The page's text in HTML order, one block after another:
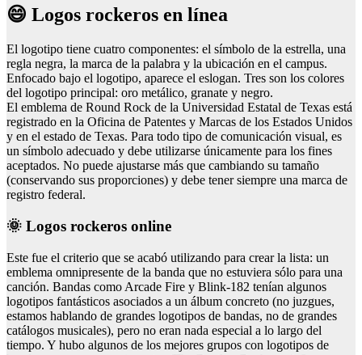
😄 Logos rockeros en línea
El logotipo tiene cuatro componentes: el símbolo de la estrella, una
regla negra, la marca de la palabra y la ubicación en el campus.
Enfocado bajo el logotipo, aparece el eslogan. Tres son los colores
del logotipo principal: oro metálico, granate y negro.
El emblema de Round Rock de la Universidad Estatal de Texas está
registrado en la Oficina de Patentes y Marcas de los Estados Unidos
y en el estado de Texas. Para todo tipo de comunicación visual, es
un símbolo adecuado y debe utilizarse únicamente para los fines
aceptados. No puede ajustarse más que cambiando su tamaño
(conservando sus proporciones) y debe tener siempre una marca de
registro federal.
🌞 Logos rockeros online
Este fue el criterio que se acabó utilizando para crear la lista: un
emblema omnipresente de la banda que no estuviera sólo para una
canción. Bandas como Arcade Fire y Blink-182 tenían algunos
logotipos fantásticos asociados a un álbum concreto (no juzgues,
estamos hablando de grandes logotipos de bandas, no de grandes
catálogos musicales), pero no eran nada especial a lo largo del
tiempo. Y hubo algunos de los mejores grupos con logotipos de